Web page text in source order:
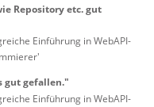
Repository etc. gut
Einführung in WebAPI-
gut gefallen."
Einführung in WebAPI-